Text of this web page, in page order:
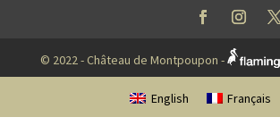
© 2022 - Château de Montpoupon -
English Français